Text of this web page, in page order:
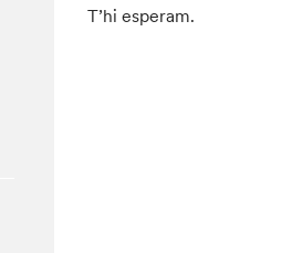
T’hi esperam.